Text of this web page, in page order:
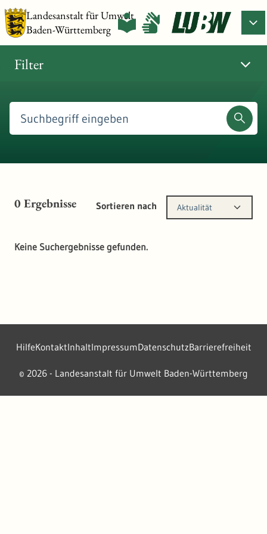
Landesanstalt für Umwelt
Baden-Württemberg
Filter
0Ergebnisse Sortieren nach Aktualität
Keine Suchergebnisse gefunden.
2026 - Landesanstalt für Umwelt Baden-Württemberg
HilfeKontaktInhaltImpressumDatenschutzBarrierefreiheit